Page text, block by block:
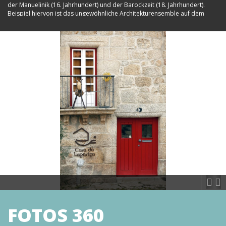
der Manuelinik (16. Jahrhundert) und der Barockzeit (18. Jahrhundert).
Beispiel hiervon ist das ungewöhnliche Architekturensemble auf dem
Gefängnis und Pranger, der Manuelinik-Epoche, und der „D. João V“
Springbrunnen aus der Barockzeit. Die in 650 m Höhe errichtete Burg ist
ein offensichtlicher Ansiedlungsort. Die Ortschaft erstreckte sich dem
Abhang des Gebirges der „Serra da Gardunha“ entlang, ohne jegliche
Abgrenzung, aber geschützt durch die Festungsstruktur der Templer. Das
alte Ortschaft entstand so in einem runden Umfang und erweiterte sich
langsam nach Süden, Osten und Westen. Der Stadtaufbau gestaltet sich
labyrinthartig. Die Ungleichmäßigkeit der Viertel, verschiedener
Dimensionen und Formen, die beschränkten, kurvenreichen Wege, die
wegverkürzenden Gassen, die öffentlichen Treppen und die unzähligen
Ecken und Missverhältnisse, durch die schwere Ausrichtung der Fassaden,
sind charakteristische Eigenschaften von mittelalterlichen, städtischen
Räumen. Im bebauten Raum von Castelo Novo dominieren weitgehend
die Wohngebäude. Das traditionelle Haus aus Granit und ohne Putz, in
rechteckiger Form mit zwei Etagen, wobei das Untergeschoss dem
Handel und das Obergeschoss dem Wohnzweck dienten. Der Zugang ist
von außen möglich, durch Treppen, welche zu einem einfachen
Treppenabsatz oder Steinboden-Balkon zu ende laufen. Ausnahme in
dieser städtischen Landschaft stellen die öffentlichen und religiösen
und die Gestaltung. Auf dem „Largo da Bica“ sind noch einige dieser
Exemplare erhalten geblieben wie die Häuser „Falcão“, „Correia Sampaio“
FOTOS 360